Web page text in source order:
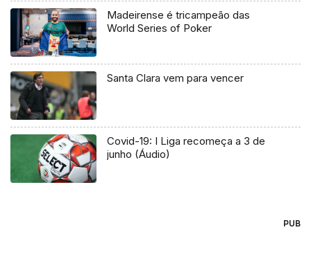
Madeirense é tricampeão das
World Series of Poker
Santa Clara vem para vencer
Covid-19: I Liga recomeça a 3 de
junho (Áudio)
PUB